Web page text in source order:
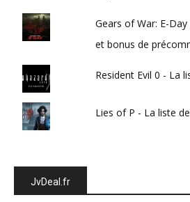
Gears of War: E-
et bonus de
Resident Evil 0 - La
Lies of P - La liste
JvDeal.fr